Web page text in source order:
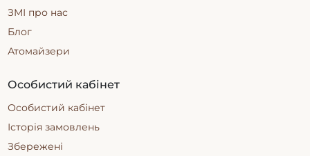
ЗМІ про нас
Блог
Атомайзери
Особистий кабінет
Особистий кабінет
Історія замовлень
Збережені